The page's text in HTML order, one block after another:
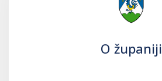
O županiji